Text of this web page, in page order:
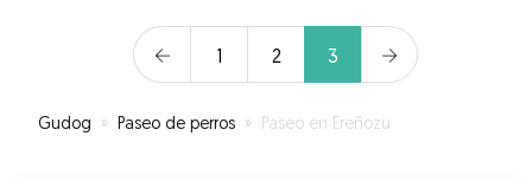
1 2 3
Gudog » Paseo de perros » Paseo en Ereñozu